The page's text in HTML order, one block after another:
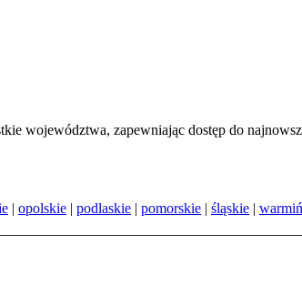
województwa, zapewniając dostęp do
| opolskie | podlaskie | pomorskie | śląskie |